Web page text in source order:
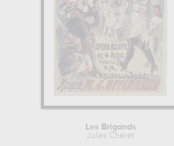
Les Brigands
Jules Chéret